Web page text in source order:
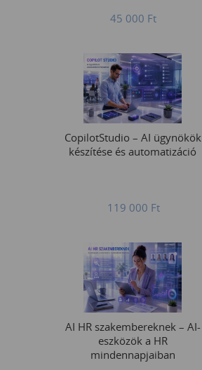
45 000 Ft
CopilotStudio – AI ügynökök
készítése és automatizáció
119 000 Ft
AI HR szakembereknek – AI-
eszközök a HR
mindennapjaiban